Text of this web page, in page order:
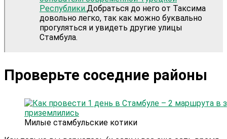
Республики.Добраться до него от Таксима
довольно легко, так как можно буквально
прогуляться и увидеть другие улицы
Стамбула.
Проверьте соседние районы
Милые стамбульские котики